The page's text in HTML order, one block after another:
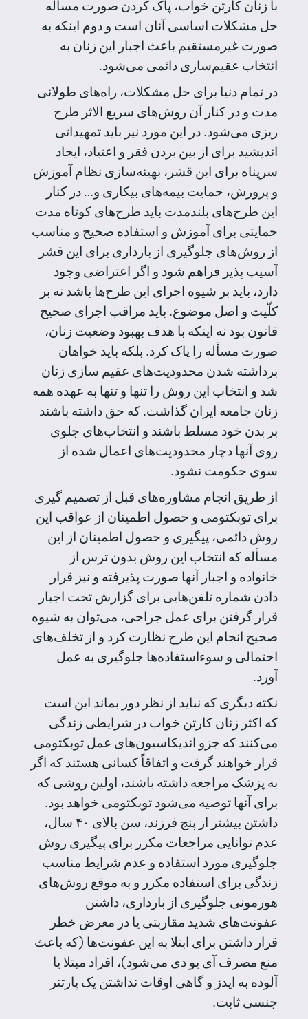
با زنان کارتن خواب، پاک کردن صورت مسأله
حل مشکلات اساسی آنان است و دوم اینکه به
صورت غیرمستقیم باعث اجبار این زنان به
انتخاب عقیم‌سازی دائمی می‌شود.
در تمام دنیا برای حل مشکلات، راه‌های طولانی
مدت و در کنار آن روش‌های سریع الاثر طرح
ریزی می‌شود. در این مورد نیز باید تمهیداتی
اندیشید برای از بین بردن فقر و اعتیاد، ایجاد
سرپناه برای این قشر، بهینه‌سازی نظام آموزش
و پرورش، حمایت بیمه‌های بیکاری و… در کنار
این طرح‌های بلندمدت باید طرح‌های کوتاه مدت
حمایتی برای آموزش و استفاده صحیح و مناسب
از روش‌های جلوگیری از بارداری برای این قشر
آسیب پذیر فراهم شود و اگر اعتراضی وجود
دارد، باید بر شیوه اجرای این طرح‌ها باشد نه بر
کلّیت و اصل موضوع. باید مراقب اجرای صحیح
قانون بود نه اینکه با هدف بهبود وضعیت زنان،
صورت مسأله را پاک کرد. بلکه باید خواهان
برداشته شدن محدودیت‌های عقیم سازی زنان
شد و انتخاب این روش را تنها و تنها به عهده همه
زنان جامعه ایران گذاشت. که حق داشته باشند
بر بدن خود مسلط باشند و انتخاب‌های جلوی
روی آنها دچار محدودیت‌های اعمال شده از
سوی حکومت نشود.
از طریق انجام مشاوره‌های قبل از تصمیم گیری
برای توبکتومی و حصول اطمینان از عواقب این
روش دائمی، پیگیری و حصول اطمینان از این
مسأله که انتخاب این روش بدون ترس از
خانواده و اجبار آنها صورت پذیرفته و نیز قرار
دادن شماره تلفن‌هایی برای گزارش تحت اجبار
قرار گرفتن برای عمل جراحی، می‌توان به شیوه
صحیح انجام این طرح نظارت کرد و از تخلف‌های
احتمالی و سوءاستفاده‌ها جلوگیری به عمل
آورد.
نکته دیگری که نباید از نظر دور بماند این است
که اکثر زنان کارتن خواب در شرایطی زندگی
می‌کنند که جزو اندیکاسیون‌های عمل توبکتومی
قرار خواهند گرفت و اتفاقاً کسانی هستند که اگر
به پزشک مراجعه داشته باشند، اولین روشی که
برای آنها توصیه می‌شود توبکتومی خواهد بود.
داشتن بیشتر از پنج فرزند، سن بالای ۴۰ سال،
عدم توانایی مراجعات مکرر برای پیگیری روش
جلوگیری مورد استفاده و عدم شرایط مناسب
زندگی برای استفاده مکرر و به موقع روش‌های
هورمونی جلوگیری از بارداری، داشتن
عفونت‌های شدید مقاربتی یا در معرض خطر
قرار داشتن برای ابتلا به این عفونت‌ها (که باعث
منع مصرف آی یو دی می‌شود)، افراد مبتلا یا
آلوده به ایدز و گاهی اوقات نداشتن یک پارتنر
جنسی ثابت.